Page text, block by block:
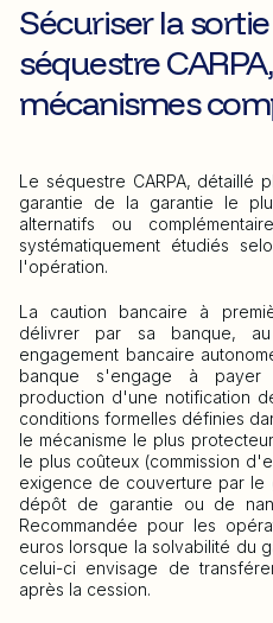
Sécuriser la
séquestre
mécanismes
Le séquestre CARPA, détaillé
garantie de la garantie le
alternatifs ou
systématiquement étudiés
l'opération.
La caution bancaire à
délivrer par sa banque,
engagement bancaire
banque s'engage à
production d'une notification
conditions formelles définies
le mécanisme le plus
le plus coûteux (commission
exigence de couverture par le
dépôt de garantie ou de
Recommandée pour les
euros lorsque la solvabilité du
celui-ci envisage de
après la cession.